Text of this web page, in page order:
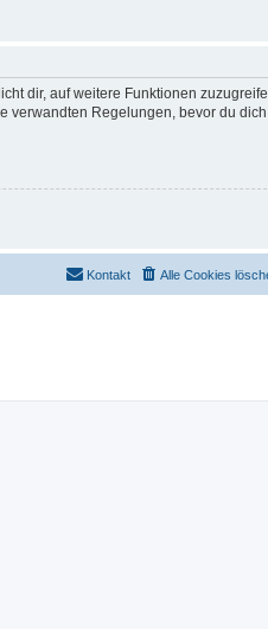
dir, auf weitere Funktionen
Regelungen, bevor du
Alle Cookies
Kontakt